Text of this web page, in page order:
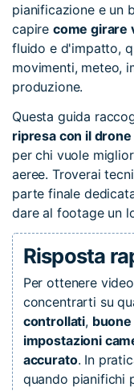
pianificazione e un
capire come girare
fluido e d'impatto,
movimenti, meteo,
produzione.
Questa guida
ripresa con il drone
per chi vuole
aeree. Troverai
parte finale
dare al footage un
Risposta
Per ottenere
concentrarti su
controllati,
impostazioni
accurato. In
quando pianifichi